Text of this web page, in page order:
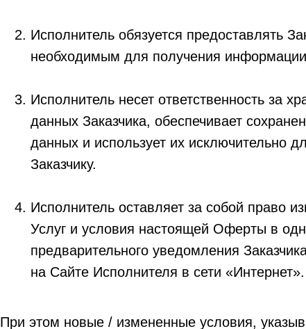
Исполнитель обязуется предоставлять
необходимым для получения
Исполнитель несет ответственность за
данных Заказчика, обеспечивает
данных и использует их исключительно
Заказчику.
Исполнитель оставляет за собой право
Услуг и условия настоящей Оферты в
предварительного уведомления
на Сайте Исполнителя в сети «Интернет».
При этом новые / измененные условия,